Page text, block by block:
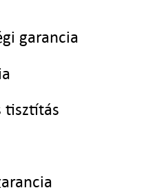
garancia
tisztítás